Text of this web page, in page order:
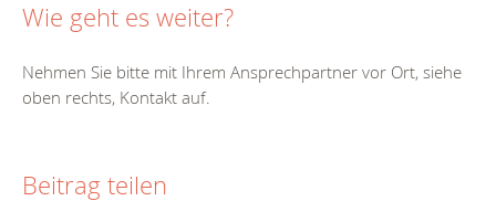
Wie geht es weiter?
Nehmen Sie bitte mit Ihrem Ansprechpartner vor Ort, siehe
oben rechts, Kontakt auf.
Beitrag teilen